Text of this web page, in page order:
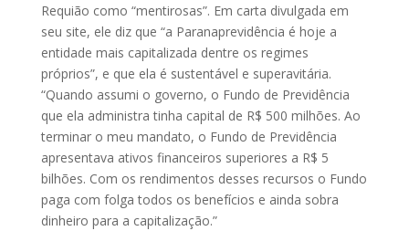
Requião como “mentirosas”. Em carta divulgada em
seu site, ele diz que “a Paranaprevidência é hoje a
entidade mais capitalizada dentre os regimes
próprios”, e que ela é sustentável e superavitária.
“Quando assumi o governo, o Fundo de Previdência
que ela administra tinha capital de R$ 500 milhões. Ao
terminar o meu mandato, o Fundo de Pre­­vidência
apresentava ativos financeiros superiores a R$ 5
bilhões. Com os rendimentos desses recursos o Fundo
paga com folga todos os benefícios e ainda sobra
dinheiro para a capitalização.”